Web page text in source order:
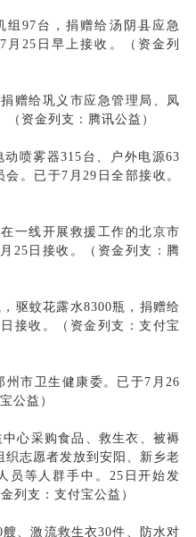
97台，捐赠给汤阴县应急
25日早上接收。（资金列
赠给巩义市应急管理局、凤
资金列支：腾讯公益）
喷雾器315台、户外电源63
。已于7月29日全部接收。
一线开展救援工作的北京市
25日接收。（资金列支：腾
驱蚊花露水8300瓶，捐赠给
接收。（资金列支：支付宝
州市卫生健康委。已于7月26
公益）
心采购食品、救生衣、被褥
志愿者发放到安阳、新乡老
员等人群手中。25日开始发
列支：支付宝公益）
、激流救生衣30件、防水对